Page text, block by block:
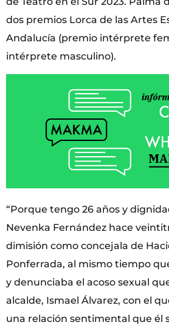
dos premios Lorca de las Artes
Andalucía (premio intérprete
intérprete masculino).
“Porque tengo 26 años y
Nevenka Fernández hace
dimisión como concejala de
Ponferrada, al mismo tiempo
y denunciaba el acoso sexual
alcalde, Ismael Álvarez, con el
una relación sentimental que él